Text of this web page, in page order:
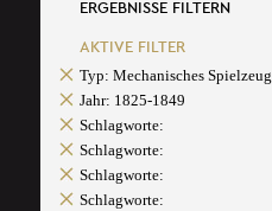
ERGEBNISSE FILTERN
AKTIVE FILTER
Typ: Mechanisches Spielzeug
Jahr: 1825-1849
Schlagworte:
Schlagworte:
Schlagworte:
Schlagworte: